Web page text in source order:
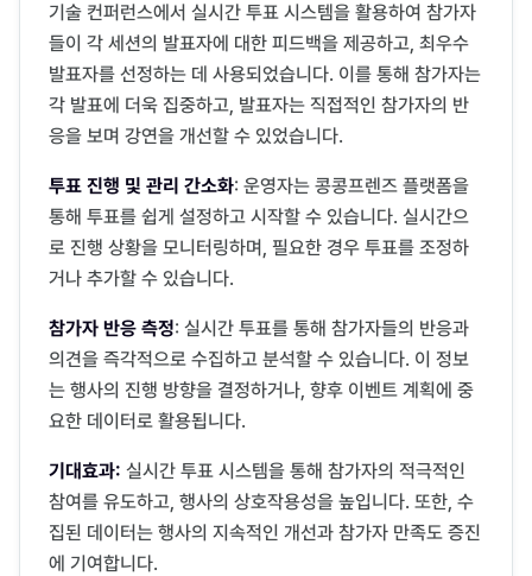
기술 컨퍼런스에서 실시간 투표 시스템을 활용하여 참가자
들이 각 세션의 발표자에 대한 피드백을 제공하고, 최우수
발표자를 선정하는 데 사용되었습니다. 이를 통해 참가자는
각 발표에 더욱 집중하고, 발표자는 직접적인 참가자의 반
응을 보며 강연을 개선할 수 있었습니다.
투표 진행 및 관리 간소화: 운영자는 콩콩프렌즈 플랫폼을
통해 투표를 쉽게 설정하고 시작할 수 있습니다. 실시간으
로 진행 상황을 모니터링하며, 필요한 경우 투표를 조정하
거나 추가할 수 있습니다.
참가자 반응 측정: 실시간 투표를 통해 참가자들의 반응과
의견을 즉각적으로 수집하고 분석할 수 있습니다. 이 정보
는 행사의 진행 방향을 결정하거나, 향후 이벤트 계획에 중
요한 데이터로 활용됩니다.
기대효과: 실시간 투표 시스템을 통해 참가자의 적극적인
참여를 유도하고, 행사의 상호작용성을 높입니다. 또한, 수
집된 데이터는 행사의 지속적인 개선과 참가자 만족도 증진
에 기여합니다.